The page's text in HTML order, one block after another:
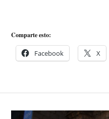
Comparte esto:
Facebook X